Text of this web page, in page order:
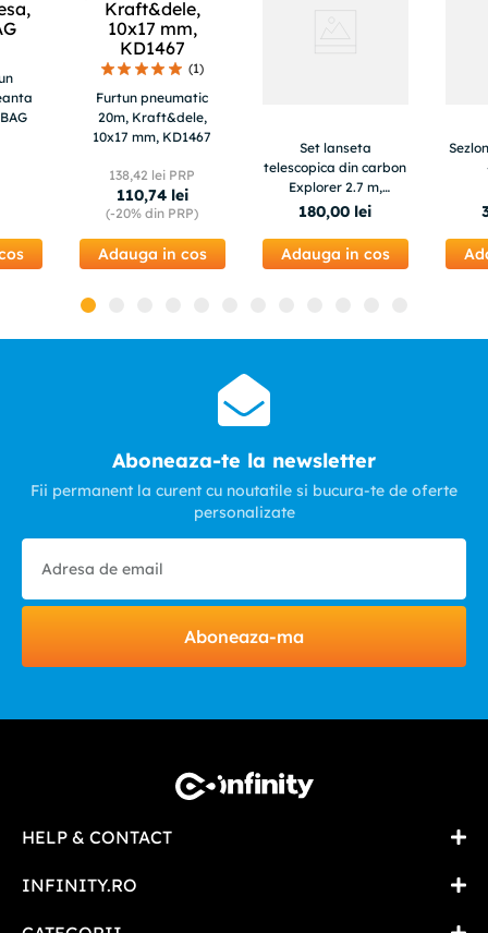
(1)
Furtun pneumatic
20m, Kraft&dele,
10x17 mm, KD1467
138,42 lei PRP
110,74 lei
(-20% din PRP)
Adauga in cos
Set lanseta
telescopica din carbon
Explorer 2.7 m,
mulineta CB 40, senzor
nada, montura
180,00 lei
Adauga in cos
Aboneaza-te la newsletter
Fii permanent la curent cu noutatile si bucura-te de oferte
personalizate
Aboneaza-ma
HELP & CONTACT
INFINITY.RO